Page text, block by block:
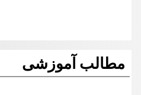
مطالب آموزشی